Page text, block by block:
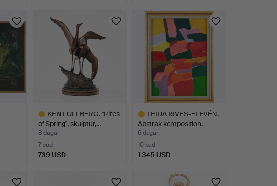
KENT ULLBERG. "Rites
of Spring", skulptur,…
8 dagar
7 bud
739 USD
LEIDA RIVES-ELFVÉN.
Abstrak komposition.
6 dagar
10 bud
1 345 USD